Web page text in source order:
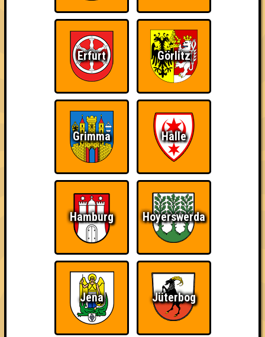
schließlich verdient! Entsprechend gibt es für diese auch
Schon wieder zum
Wiederzehn macht
Quizveteran
Wir sind immer bei
Nerven aus Stahl
The Amount of
Teilnahmen is too
damn high
Erfurt Görlitz
Grimma Halle
Hamburg Hoyerswerda
Jena Jüterbog